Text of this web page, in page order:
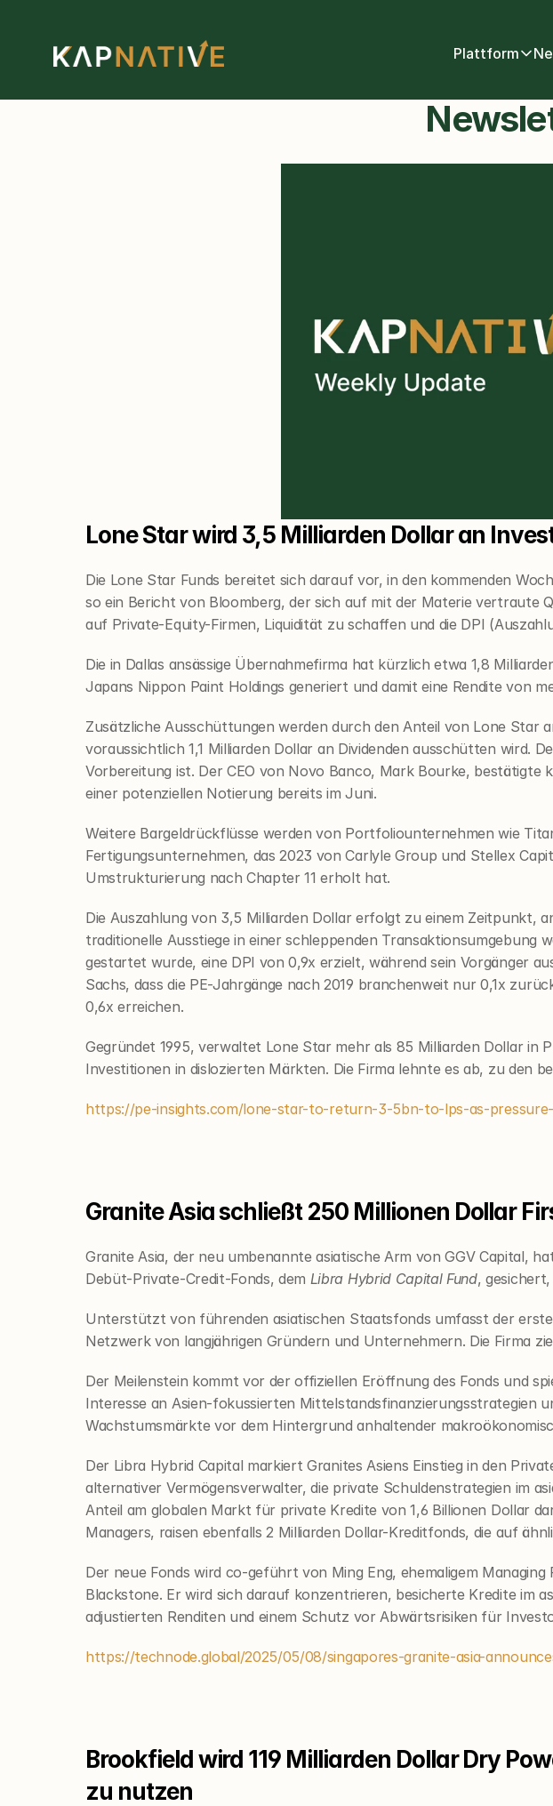
Plattform
Lone Star wird 3,5 Milliarden Dollar an
Die Lone Star Funds bereitet sich darauf vor, in den kommenden
so ein Bericht von Bloomberg, der sich auf mit der Materie vertraute
auf Private-Equity-Firmen, Liquidität zu schaffen und die DPI
Die in Dallas ansässige Übernahmefirma hat kürzlich etwa 1,8
Japans Nippon Paint Holdings generiert und damit eine Rendite von
Zusätzliche Ausschüttungen werden durch den Anteil von Lone Star
voraussichtlich 1,1 Milliarden Dollar an Dividenden ausschütten wird.
Vorbereitung ist. Der CEO von Novo Banco, Mark Bourke,
einer potenziellen Notierung bereits im Juni.
Weitere Bargeldrückflüsse werden von Portfoliounternehmen wie
Fertigungsunternehmen, das 2023 von Carlyle Group und Stellex
Umstrukturierung nach Chapter 11 erholt hat.
Die Auszahlung von 3,5 Milliarden Dollar erfolgt zu einem Zeitpunkt,
traditionelle Ausstiege in einer schleppenden Transaktionsumgebung
gestartet wurde, eine DPI von 0,9x erzielt, während sein Vorgänger
Sachs, dass die PE-Jahrgänge nach 2019 branchenweit nur 0,1x
0,6x erreichen.
Gegründet 1995, verwaltet Lone Star mehr als 85 Milliarden Dollar
Investitionen in dislozierten Märkten. Die Firma lehnte es ab, zu den
https://pe-insights.com/lone-star-to-return-3-5bn-to-lps-as-
Granite Asia schließt 250 Millionen Dollar
Granite Asia, der neu umbenannte asiatische Arm von GGV Capital,
Debüt-Private-Credit-Fonds, dem Libra Hybrid Capital Fund,
Unterstützt von führenden asiatischen Staatsfonds umfasst der
Netzwerk von langjährigen Gründern und Unternehmern. Die Firma
Der Meilenstein kommt vor der offiziellen Eröffnung des Fonds und
Interesse an Asien-fokussierten Mittelstandsfinanzierungsstrategien
Wachstumsmärkte vor dem Hintergrund anhaltender
Der Libra Hybrid Capital markiert Granites Asiens Einstieg in den
alternativer Vermögensverwalter, die private Schuldenstrategien im
Anteil am globalen Markt für private Kredite von 1,6 Billionen Dollar
Managers, raisen ebenfalls 2 Milliarden Dollar-Kreditfonds, die auf
Der neue Fonds wird co-geführt von Ming Eng, ehemaligem
Blackstone. Er wird sich darauf konzentrieren, besicherte Kredite im
adjustierten Renditen und einem Schutz vor Abwärtsrisiken für
https://technode.global/2025/05/08/singapores-granite-asia-
Brookfield wird 119 Milliarden Dollar Dry
zu nutzen